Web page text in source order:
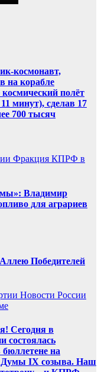
космонавт,
на корабле
полёт
минут), сделав 17
700 тысяч
Фракция КПРФ в
Владимир
для аграриев
Победителей
Новости России
Сегодня в
состоялась
на
Думы IX созыва. Наш